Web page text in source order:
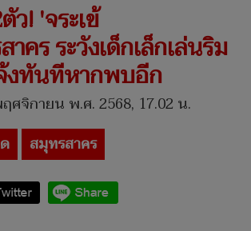
ว! 'จระเข้
คร ระวังเด็กเล็กเล่นริม
งทันทีหากพบอีก
ศจิกายน พ.ศ. 2568, 17.02 น.
สมุทรสาคร